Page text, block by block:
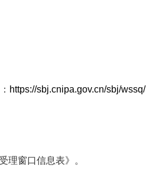
https://sbj.cnipa.gov.cn/sbj/wssq/
理窗口信息表》。